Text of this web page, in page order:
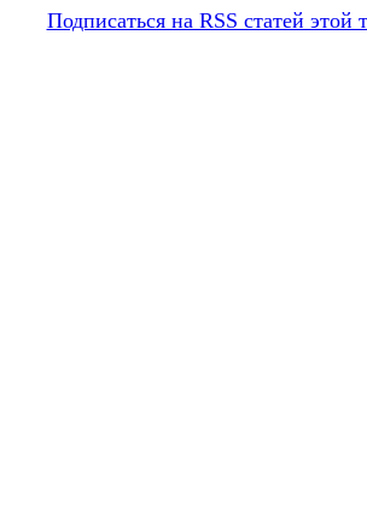
Подписаться на RSS статей этой